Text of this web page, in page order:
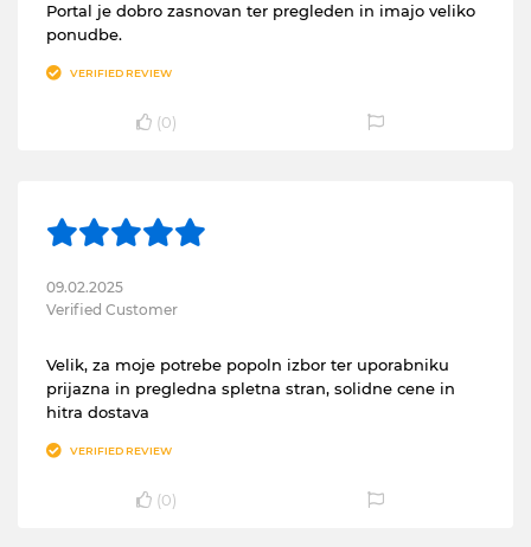
Portal je dobro zasnovan ter pregleden in imajo veliko
ponudbe.
VERIFIED REVIEW
(0)
09.02.2025
Verified Customer
Velik, za moje potrebe popoln izbor ter uporabniku
prijazna in pregledna spletna stran, solidne cene in
hitra dostava
VERIFIED REVIEW
(0)